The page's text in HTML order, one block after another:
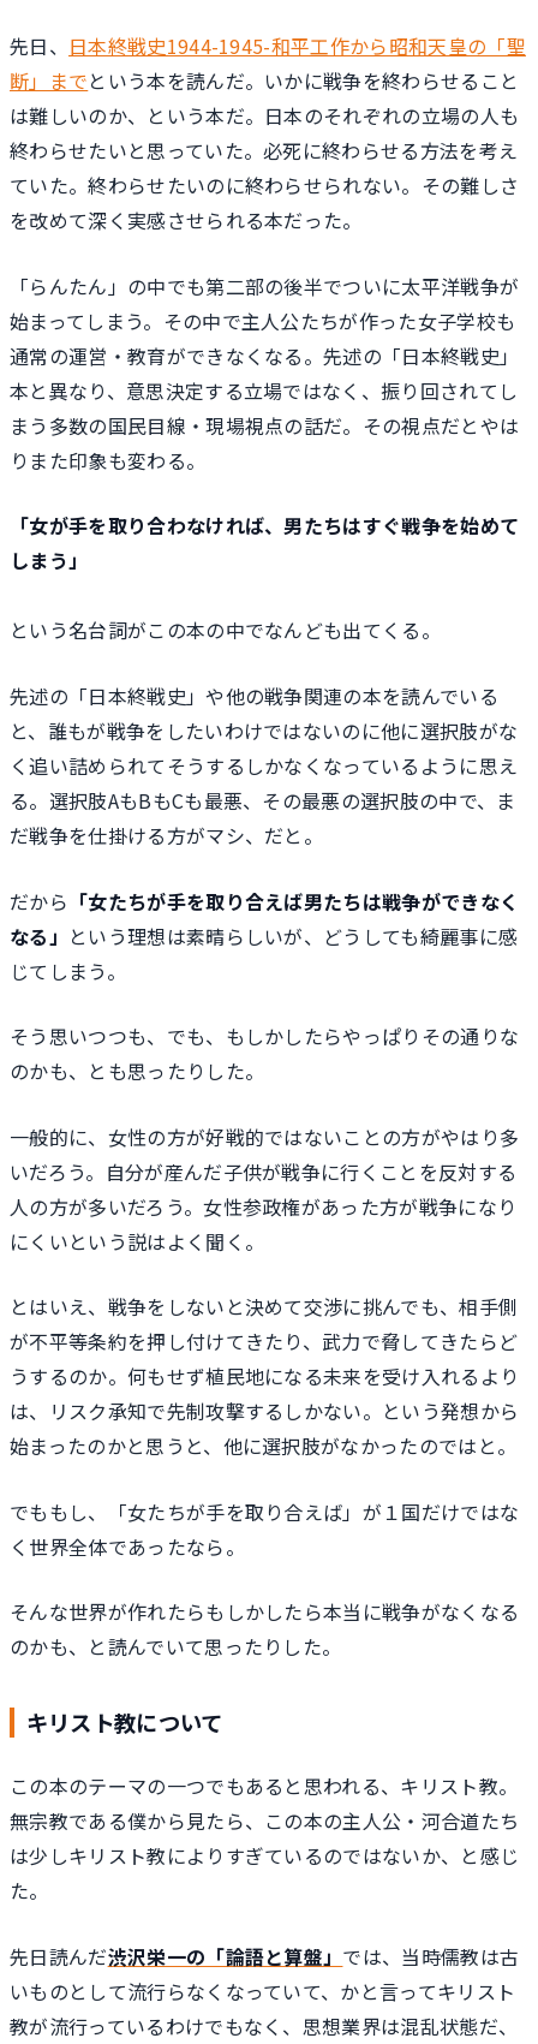
先日、 日本終戦史1944-1945-和平工作から昭和天皇の「聖
断」までという本を読んだ。いかに戦争を終わらせること
は難しいのか、という本だ。日本のそれぞれの立場の人も
終わらせたいと思っていた。必死に終わらせる方法を考え
ていた。終わらせたいのに終わらせられない。その難しさ
を改めて深く実感させられる本だった。
「らんたん」の中でも第二部の後半でついに太平洋戦争が
始まってしまう。その中で主人公たちが作った女子学校も
通常の運営・教育ができなくなる。先述の「日本終戦史」
本と異なり、意思決定する立場ではなく、振り回されてし
まう多数の国民目線・現場視点の話だ。その視点だとやは
りまた印象も変わる。
「女が手を取り合わなければ、男たちはすぐ戦争を始めて
しまう」
という名台詞がこの本の中でなんども出てくる。
先述の「日本終戦史」や他の戦争関連の本を読んでいる
と、誰もが戦争をしたいわけではないのに他に選択肢がな
く追い詰められてそうするしかなくなっているように思え
る。選択肢AもBもCも最悪、その最悪の選択肢の中で、ま
だ戦争を仕掛ける方がマシ、だと。
だから 「女たちが手を取り合えば男たちは戦争ができなく
なる」 という理想は素晴らしいが、どうしても綺麗事に感
じてしまう。
そう思いつつも、でも、もしかしたらやっぱりその通りな
のかも、とも思ったりした。
一般的に、女性の方が好戦的ではないことの方がやはり多
いだろう。自分が産んだ子供が戦争に行くことを反対する
人の方が多いだろう。女性参政権があった方が戦争になり
にくいという説はよく聞く。
とはいえ、戦争をしないと決めて交渉に挑んでも、相手側
が不平等条約を押し付けてきたり、武力で脅してきたらど
うするのか。何もせず植民地になる未来を受け入れるより
は、リスク承知で先制攻撃するしかない。という発想から
始まったのかと思うと、他に選択肢がなかったのではと。
でももし、「女たちが手を取り合えば」が１国だけではな
く世界全体であったなら。
そんな世界が作れたらもしかしたら本当に戦争がなくなる
のかも、と読んでいて思ったりした。
キリスト教について
この本のテーマの一つでもあると思われる、キリスト教。
無宗教である僕から見たら、この本の主人公・河合道たち
は少しキリスト教によりすぎているのではないか、と感じ
た。
先日読んだ渋沢栄一の「論語と算盤」 では、当時儒教は古
いものとして流行らなくなっていて、かと言ってキリスト
教が流行っているわけでもなく、思想業界は混乱状態だ、